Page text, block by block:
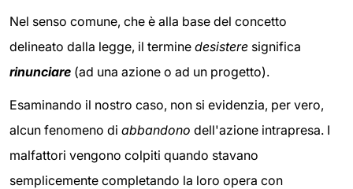
Nel senso comune, che è alla base del concetto
delineato dalla legge, il termine desistere significa
rinunciare (ad una azione o ad un progetto).
Esaminando il nostro caso, non si evidenzia, per vero,
alcun fenomeno di abbandono dell'azione intrapresa. I
malfattori vengono colpiti quando stavano
semplicemente completando la loro opera con